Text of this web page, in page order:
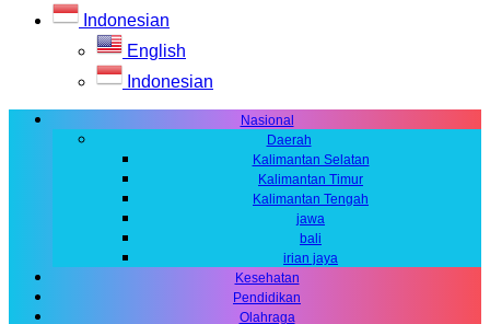
Indonesian
English
Indonesian
Nasional
Daerah
Kalimantan Selatan
Kalimantan Timur
Kalimantan Tengah
jawa
bali
irian jaya
Kesehatan
Pendidikan
Olahraga